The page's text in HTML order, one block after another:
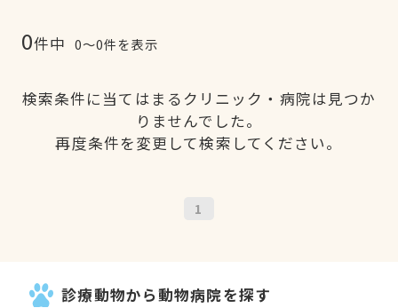
0件中 0〜0件を表示
検索条件に当てはまるクリニック・病院は見つか
りませんでした。
再度条件を変更して検索してください。
1
診療動物から動物病院を探す